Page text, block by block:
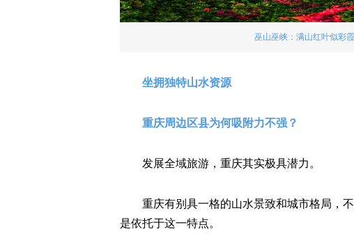
巫山巫峡：满山红叶似彩
坐拥独特山水资源
重庆周边区县为何吸附力不强？
发展全域旅游，重庆其实极具潜力。
重庆有别具一格的山水景致和城市格局，
是依托于这一特点。